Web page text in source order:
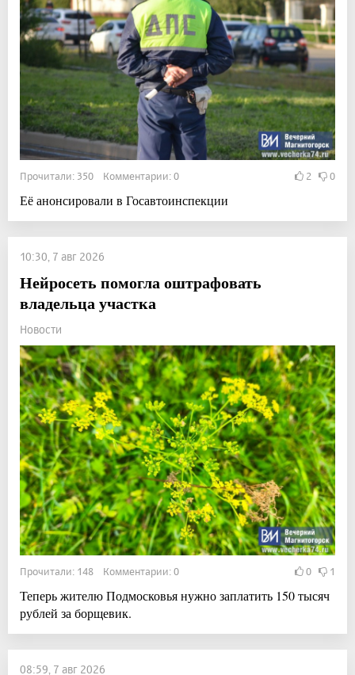
Прочитали: 350 Комментарии: 0 2 0
Её анонсировали в Госавтоинспекции
10:30, 7 авг 2026
Нейросеть помогла оштрафовать
владельца участка
Новости
Прочитали: 148 Комментарии: 0 0 1
Теперь жителю Подмосковья нужно заплатить 150 тысяч
рублей за борщевик.
08:59, 7 авг 2026